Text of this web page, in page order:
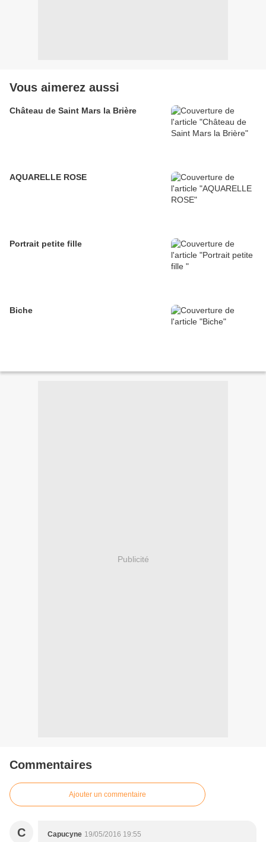
Vous aimerez aussi
Château de Saint Mars la Brière
AQUARELLE ROSE
Portrait petite fille
Biche
Publicité
Commentaires
Ajouter un commentaire
C Capucyne 19/05/2016 19:55